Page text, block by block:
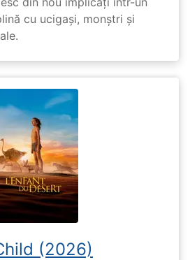
cu ucigași, monștri și
(2026)